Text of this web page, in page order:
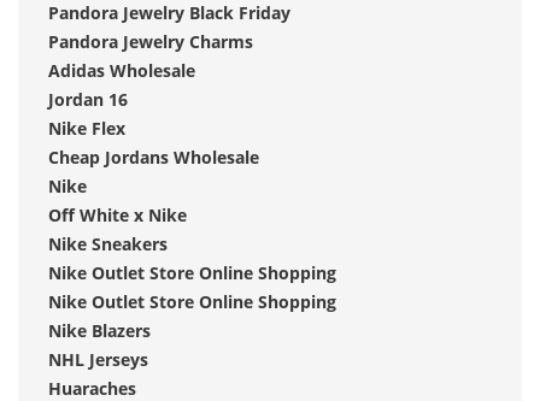
Pandora Jewelry Black Friday
Pandora Jewelry Charms
Adidas Wholesale
Jordan 16
Nike Flex
Cheap Jordans Wholesale
Nike
Off White x Nike
Nike Sneakers
Nike Outlet Store Online Shopping
Nike Outlet Store Online Shopping
Nike Blazers
NHL Jerseys
Huaraches